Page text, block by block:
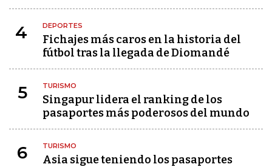
4 DEPORTES
Fichajes más caros en la historia del
fútbol tras la llegada de Diomandé
5 TURISMO
Singapur lidera el ranking de los
pasaportes más poderosos del mundo
6 TURISMO
Asia sigue teniendo los pasaportes